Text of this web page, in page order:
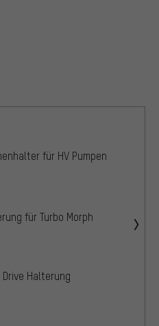
für HV Pumpen
für Turbo Morph
Halterung